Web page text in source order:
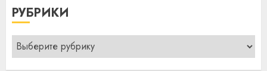
РУБРИКИ
Рубрики